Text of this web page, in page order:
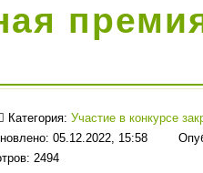
Категория: Участие в конкурсе
05.12.2022, 15:58
2494